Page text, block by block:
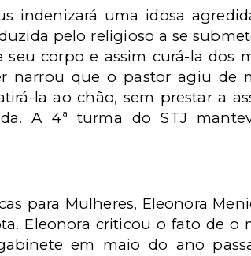
indenizará uma idosa
pelo religioso a se
corpo e assim curá-la dos
narrou que o pastor agiu de
la ao chão, sem prestar a
A 4ª turma do STJ
para Mulheres, Eleonora
Eleonora criticou o fato de o
em maio do ano